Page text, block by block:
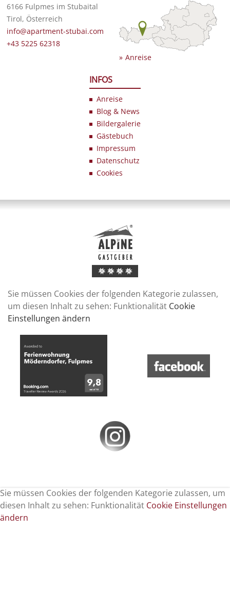
6166 Fulpmes im Stubaital
Tirol, Österreich
info@apartment-stubai.com
+43 5225 62318
Anreise
INFOS
Anreise
Blog & News
Bildergalerie
Gästebuch
Impressum
Datenschutz
Cookies
Sie müssen Cookies der folgenden Kategorie zulassen,
um diesen Inhalt zu sehen: Funktionalität Cookie
Einstellungen ändern
Sie müssen Cookies der folgenden Kategorie zulassen, um
diesen Inhalt zu sehen: Funktionalität Cookie Einstellungen
ändern